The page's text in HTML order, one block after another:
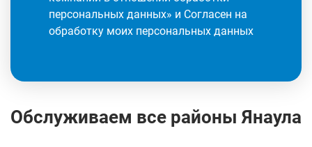
персональных данных» и Согласен на
обработку моих персональных данных
Обслуживаем все районы Янаула